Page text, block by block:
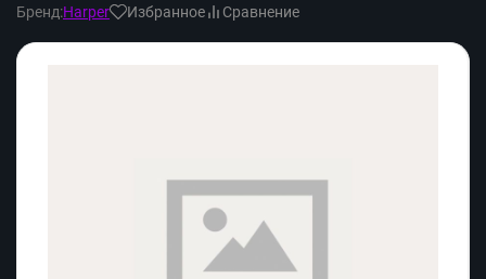
Бренд:Harper Избранное Сравнение